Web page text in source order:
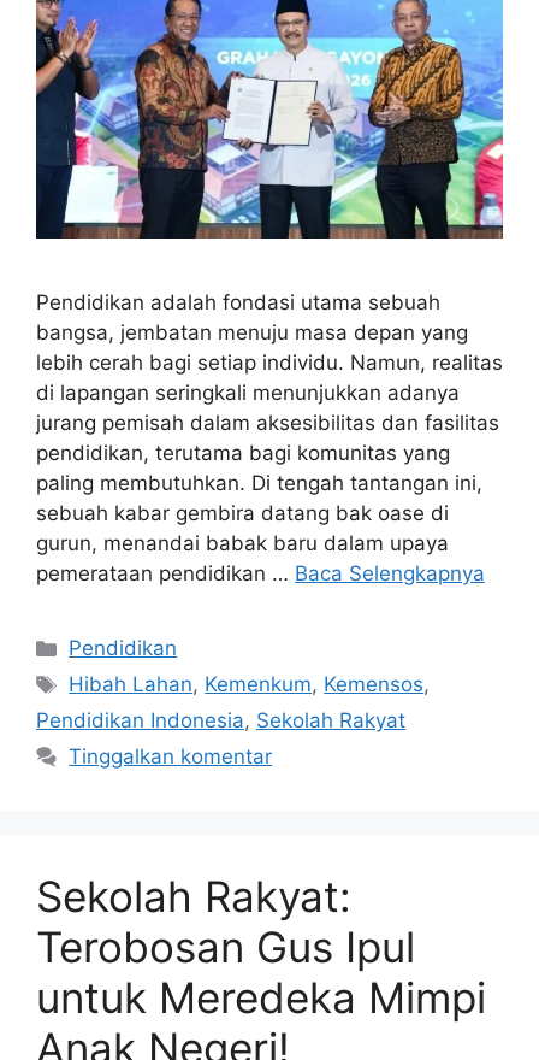
Pendidikan adalah fondasi utama sebuah
bangsa, jembatan menuju masa depan yang
lebih cerah bagi setiap individu. Namun, realitas
di lapangan seringkali menunjukkan adanya
jurang pemisah dalam aksesibilitas dan fasilitas
pendidikan, terutama bagi komunitas yang
paling membutuhkan. Di tengah tantangan ini,
sebuah kabar gembira datang bak oase di
gurun, menandai babak baru dalam upaya
pemerataan pendidikan … Baca Selengkapnya
Kategori
Pendidikan
Tag
Hibah Lahan, Kemenkum, Kemensos,
Pendidikan Indonesia, Sekolah Rakyat
Tinggalkan komentar
Sekolah Rakyat:
Terobosan Gus Ipul
untuk Meredeka Mimpi
Anak Negeri!